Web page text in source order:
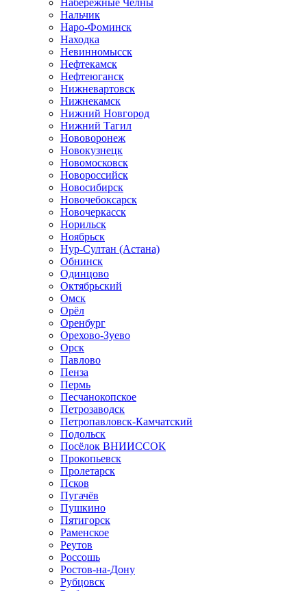
Набережные Челны
Нальчик
Наро-Фоминск
Находка
Невинномысск
Нефтекамск
Нефтеюганск
Нижневартовск
Нижнекамск
Нижний Новгород
Нижний Тагил
Нововоронеж
Новокузнецк
Новомосковск
Новороссийск
Новосибирск
Новочебоксарск
Новочеркасск
Норильск
Ноябрьск
Нур-Султан (Астана)
Обнинск
Одинцово
Октябрьский
Омск
Орёл
Оренбург
Орехово-Зуево
Орск
Павлово
Пенза
Пермь
Песчанокопское
Петрозаводск
Петропавловск-Камчатский
Подольск
Посёлок ВНИИССОК
Прокопьевск
Пролетарск
Псков
Пугачёв
Пушкино
Пятигорск
Раменское
Реутов
Россошь
Ростов-на-Дону
Рубцовск